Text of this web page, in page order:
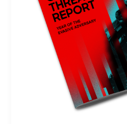
Wissensmanagement